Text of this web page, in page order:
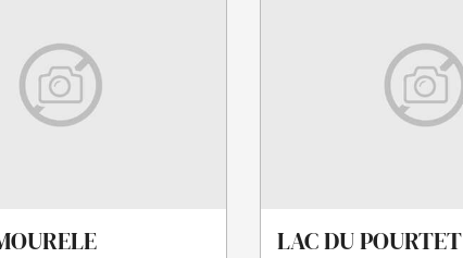
LAC DU POURTET